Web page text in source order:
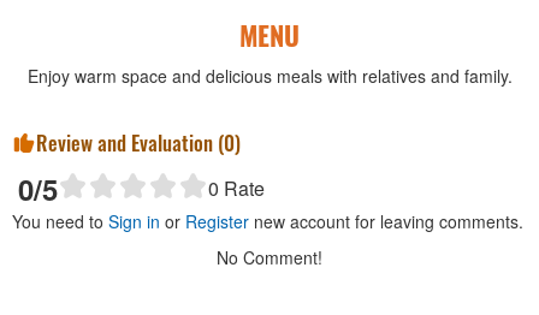
MENU
Enjoy warm space and delicious meals with relatives and family.
Review and Evaluation (0)
0/5 0 Rate
You need to Sign in or Register new account for leaving comments.
No Comment!